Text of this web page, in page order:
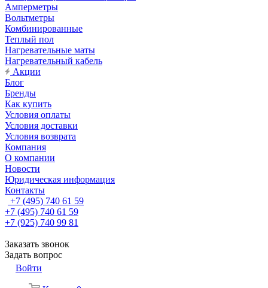
Амперметры
Вольтметры
Комбинированные
Теплый пол
Нагревательные маты
Нагревательный кабель
Акции
Блог
Бренды
Как купить
Условия оплаты
Условия доставки
Условия возврата
Компания
О компании
Новости
Юридическая информация
Контакты
+7 (495) 740 61 59
+7 (495) 740 61 59
+7 (925) 740 99 81
Заказать звонок
Задать вопрос
Войти